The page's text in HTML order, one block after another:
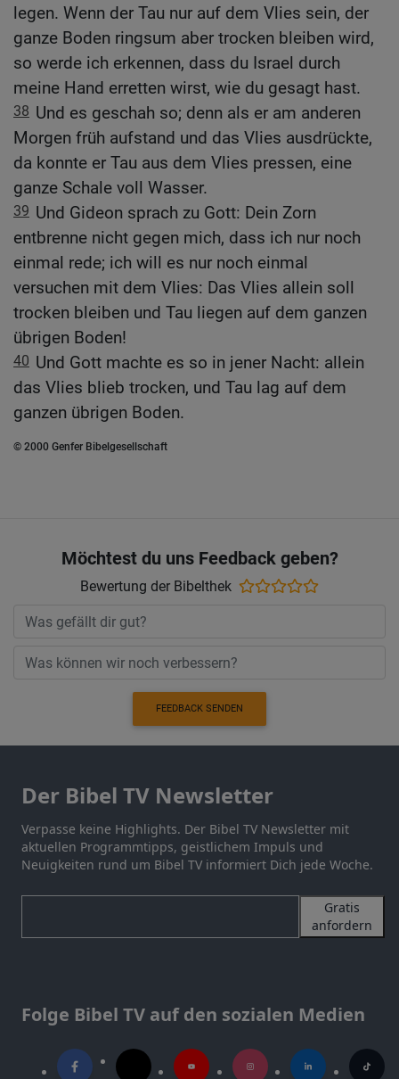
legen. Wenn der Tau nur auf dem Vlies sein, der
ganze Boden ringsum aber trocken bleiben wird,
so werde ich erkennen, dass du Israel durch
meine Hand erretten wirst, wie du gesagt hast.
38 Und es geschah so; denn als er am anderen
Morgen früh aufstand und das Vlies ausdrückte,
da konnte er Tau aus dem Vlies pressen, eine
ganze Schale voll Wasser.
39 Und Gideon sprach zu Gott: Dein Zorn
entbrenne nicht gegen mich, dass ich nur noch
einmal rede; ich will es nur noch einmal
versuchen mit dem Vlies: Das Vlies allein soll
trocken bleiben und Tau liegen auf dem ganzen
übrigen Boden!
40 Und Gott machte es so in jener Nacht: allein
das Vlies blieb trocken, und Tau lag auf dem
ganzen übrigen Boden.
© 2000 Genfer Bibelgesellschaft
Möchtest du uns Feedback geben?
Bewertung der Bibelthek
FEEDBACK SENDEN
Der Bibel TV Newsletter
Verpasse keine Highlights. Der Bibel TV Newsletter mit
aktuellen Programmtipps, geistlichem Impuls und
Neuigkeiten rund um Bibel TV informiert Dich jede Woche.
Gratis
anfordern
Folge Bibel TV auf den sozialen Medien